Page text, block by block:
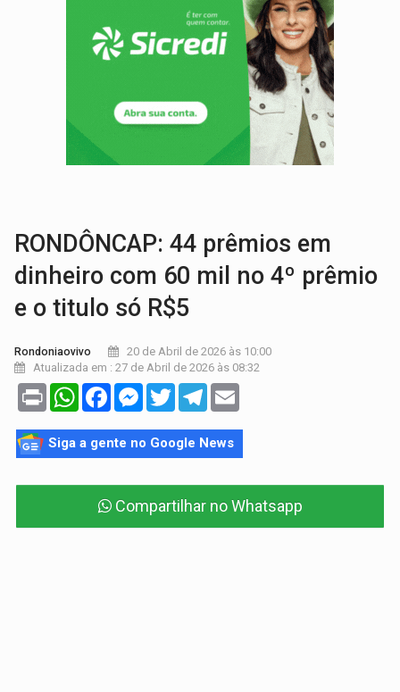
CLUBE DOS R$ 00,00: 21 candidatos declaram patrimônio zero em Rondônia
INTERIOR:Ouro Preto do Oeste realiza Cavalgada da Expo Show
Ideb avança nos anos iniciais do ensino
VULGO 'UNIÃO':Chefe de facção criminosa é preso durante
Publicação Legal: CONVOCAÇÃO DAS ELEIÇÕES:
RONDÔNCAP: 44 prêmios em
dinheiro com 60 mil no 4º prêmio
e o titulo só R$5
Rondoniaovivo
20 de Abril de 2026 às 10:00
Atualizada em : 27 de Abril de 2026 às 08:32
Print WhatsAppFacebookMessenger
TwitterTelegram
Siga a gente no Google News
Compartilhar no Whatsapp